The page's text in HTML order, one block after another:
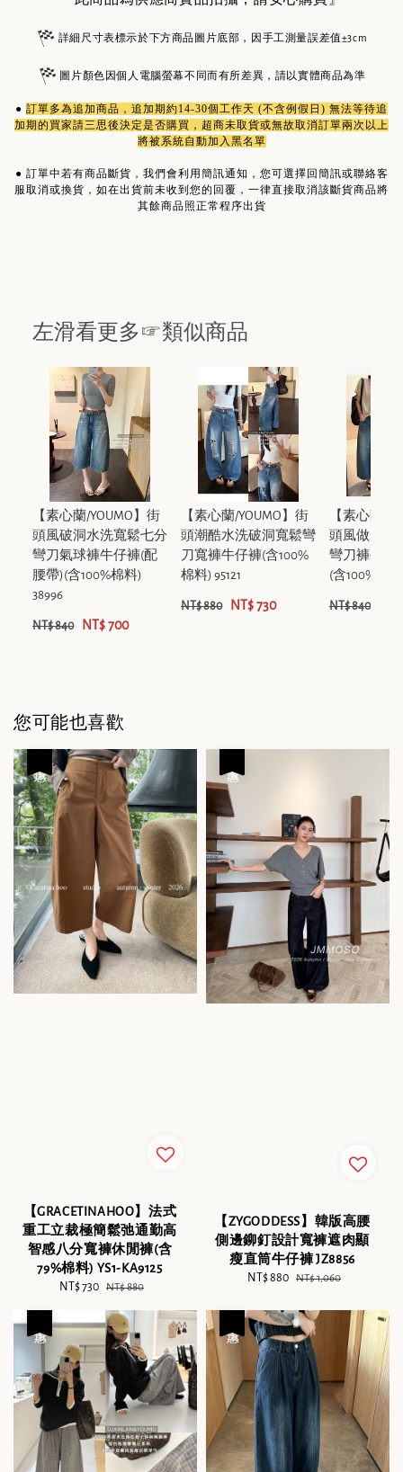
詳細尺寸表標示於下方商品圖片底部，因手工測量誤差值±3cm
圖片顏色因個人電腦螢幕不同而有所差異，請以實體商品為準
● 訂單多為追加商品 ，追加期約14-30個工作天 (不含例假日) 無法等待追
加期的買家請三思後決定是否購買，超商未取貨或無故取消訂單兩次以上
將被系統自動加入黑名單
● 訂單中若有商品斷貨，我們會利用簡訊通知，您可選擇回簡訊或聯絡客
服取消或換貨，如在出貨前未收到您的回覆，一律直接取消該斷貨商品將
其餘商品照正常程序出貨
左滑看更多☞類似商品
【素心蘭/YOUMO】街
頭風破洞水洗寬鬆七分
彎刀氣球褲牛仔褲(配
腰帶)(含100%棉料)
38996
NT$ 840 NT$ 700
【素心蘭/YOUMO】街
頭潮酷水洗破洞寬鬆彎
刀寬褲牛仔褲(含100%
棉料) 95121
NT$ 880 NT$ 730
【素心蘭/
頭風做舊磨
彎刀褲牛仔
(含100%棉料
NT$ 840
您可能也喜歡
【GRACETINAHOO】法式
重工立裁極簡鬆弛通勤高
智感八分寬褲休閒褲(含
79%棉料) YS1-KA9125
Sale
NT$ 730 Regular
NT$ 880
【ZYGODDESS】韓版高腰
側邊鉚釘設計寬褲遮肉顯
瘦直筒牛仔褲 JZ8856
Sale
NT$ 880 Regular
NT$ 1,060